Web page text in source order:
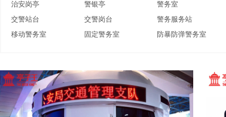
治安岗亭 警银亭
警务室
交警站台
交警岗台
警务服务站
移动警务室
固定警务室 防暴防弹警务室